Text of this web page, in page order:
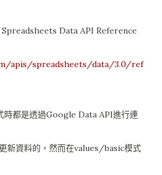
Data API Reference
apis/spreadsheets/data/3.0/ref
都是透過Google Data API進行連
新資料的，然而在values/basic模式